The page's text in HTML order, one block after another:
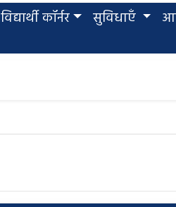
विद्यार्थी कॉर्नर सुविधाएँ